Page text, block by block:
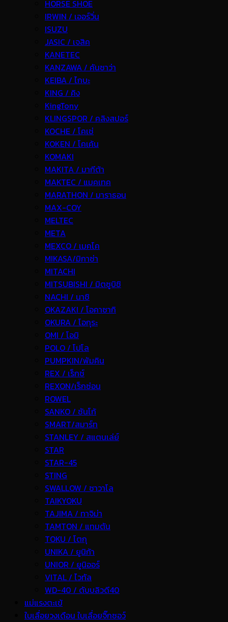
HORSE SHOE
IRWIN / เออร์วิ่น
ISUZU
JASIC / เจสิค
KANETEC
KANZAWA / คันซาว่า
KEIBA / ไกบะ
KING / คิง
KingTony
KLINGSPOR / คลิงสปอร์
KOCHE / โคเช่
KOKEN / โคเค้น
KOMAKI
MAKITA / มากีต้า
MAKTEC / แมคเทค
MARATHON / มาราธอน
MAX-COY
MELTEC
META
MEXCO / เมคโค
MIKASA/มิกาซ่า
MITACHI
MITSUBISHI / มิตซูบิชิ
NACHI / นาชิ
OKAZAKI / โอคาซากิ
OKURA / โอกุระ
OMI / โอมิ
POLO / โปโล
PUMPKIN/พัมคิน
REX / เร็กช์
REXON/เร็กซ่อน
ROWEL
SANKO / ซันโก้
SMART/สมาร์ท
STANLEY / สแตนเล่ย์
STAR
STAR-45
STING
SWALLOW / ซาวาโล
TAIKYOKU
TAJIMA / ทาจิม่า
TAMTON / แทมตัน
TOKU / โตกุ
UNIKA / ยูนิก้า
UNIOR / ยูนิออร์
VITAL / ไวทัล
WD-40 / ดับบลิวดี40
แม่แรงตะเข้
ใบเลื่อยวงเดือน ใบเลื่อยจิ๊กซอว์